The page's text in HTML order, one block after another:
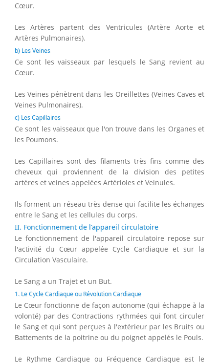
Cœur.
Les Artères partent des Ventricules (Artère Aorte et
Artères Pulmonaires).
b) Les Veines
Ce sont les vaisseaux par lesquels le Sang revient au
Cœur.
Les Veines pénètrent dans les Oreillettes (Veines Caves et
Veines Pulmonaires).
c) Les Capillaires
Ce sont les vaisseaux que l'on trouve dans les Organes et
les Poumons.
Les Capillaires sont des filaments très fins comme des
cheveux qui proviennent de la division des petites
artères et veines appelées Artérioles et Veinules.
Ils forment un réseau très dense qui facilite les échanges
entre le Sang et les cellules du corps.
II. Fonctionnement de l'appareil circulatoire
Le fonctionnement de l'appareil circulatoire repose sur
l'activité du Cœur appelée Cycle Cardiaque et sur la
Circulation Vasculaire.
Le Sang a un Trajet et un But.
1. Le Cycle Cardiaque ou Révolution Cardiaque
Le Cœur fonctionne de façon autonome (qui échappe à la
volonté) par des Contractions rythmées qui font circuler
le Sang et qui sont perçues à l'extérieur par les Bruits ou
Battements de la poitrine ou du poignet appelés le Pouls.
Le Rythme Cardiaque ou Fréquence Cardiaque est le